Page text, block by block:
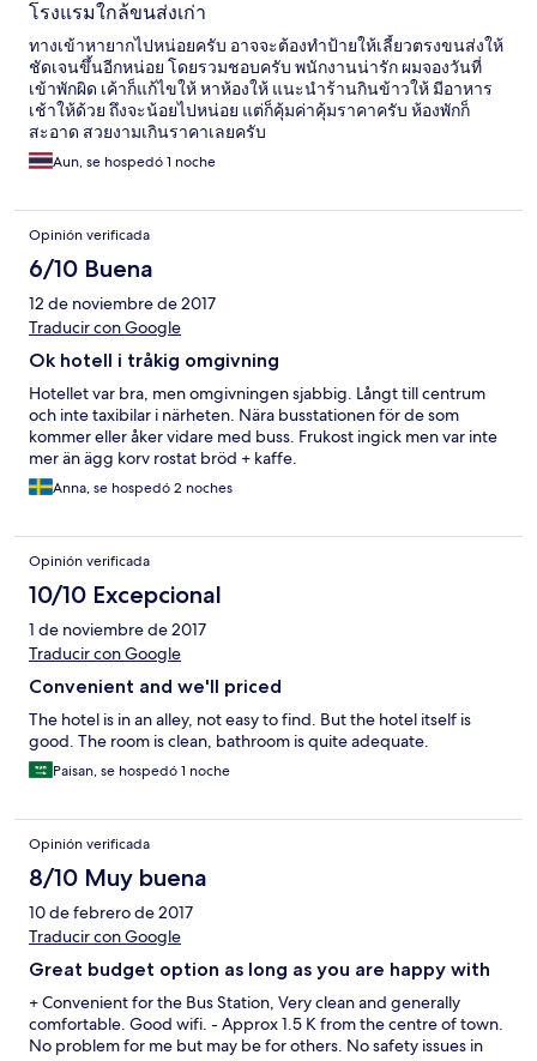
โรงแรมใกล้ขนส่งเก่า
ทางเข้าหายากไปหน่อยครับ อาจจะต้องทำป้ายให้เลี้ยวตรงขนส่งให้
ชัดเจนขึ้นอีกหน่อย โดยรวมชอบครับ พนักงานน่ารัก ผมจองวันที่
เข้าพักผิด เค้าก็แก้ไขให้ หาห้องให้ แนะนำร้านกินข้าวให้ มีอาหาร
เช้าให้ด้วย ถึงจะน้อยไปหน่อย แต่ก็คุ้มค่าคุ้มราคาครับ ห้องพักก็
สะอาด สวยงามเกินราคาเลยครับ
Aun, se hospedó 1 noche
Opinión verificada
6/10 Buena
12 de noviembre de 2017
Traducir con Google
Ok hotell i tråkig omgivning
Hotellet var bra, men omgivningen sjabbig. Långt till centrum
och inte taxibilar i närheten. Nära busstationen för de som
kommer eller åker vidare med buss. Frukost ingick men var inte
mer än ägg korv rostat bröd + kaffe.
Anna, se hospedó 2 noches
Opinión verificada
10/10 Excepcional
1 de noviembre de 2017
Traducir con Google
Convenient and we'll priced
The hotel is in an alley, not easy to find. But the hotel itself is
good. The room is clean, bathroom is quite adequate.
Paisan, se hospedó 1 noche
Opinión verificada
8/10 Muy buena
10 de febrero de 2017
Traducir con Google
Great budget option as long as you are happy with
+ Convenient for the Bus Station, Very clean and generally
comfortable. Good wifi. - Approx 1.5 K from the centre of town.
No problem for me but may be for others. No safety issues in